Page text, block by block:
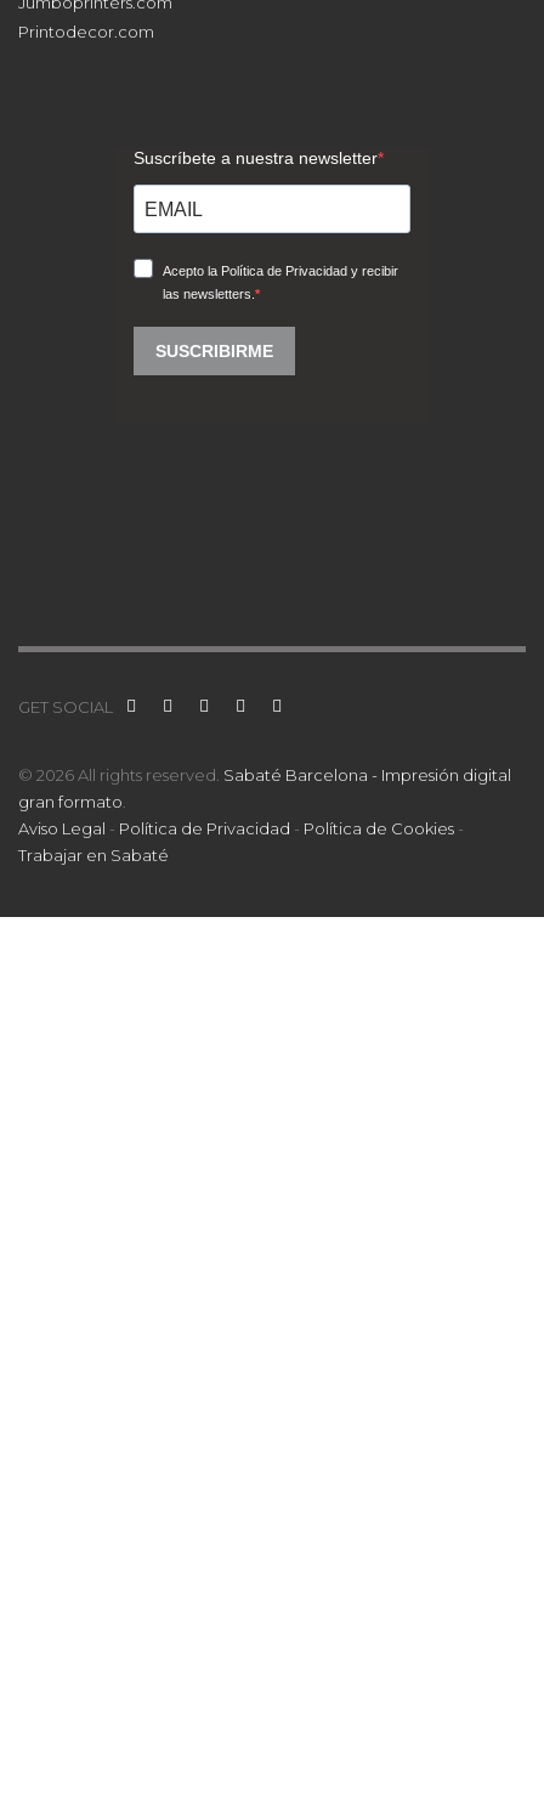
Printodecor.com
GET SOCIAL
© 2026 All rights reserved. Sabaté Barcelona - Impresión digital
gran formato
Aviso Legal - Política de Privacidad - Política de Cookies -
Trabajar en Sabaté